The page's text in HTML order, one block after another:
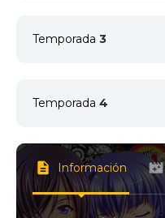
<img src="//
<img src="//
Temporada 3
<img src="//
2 <img src="//
Temporada 4
1 <img src="//
2 <img src="//
Información